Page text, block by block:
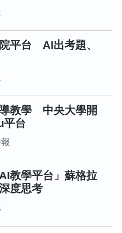
平台 AI出考題、
教學 中央大學開
平台
教學平台」蘇格拉
度思考